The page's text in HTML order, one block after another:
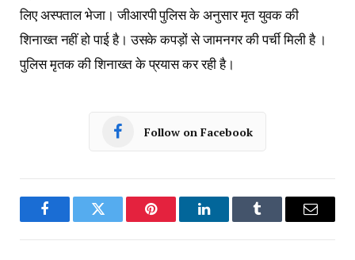
लिए अस्पताल भेजा। जीआरपी पुलिस के अनुसार मृत युवक की
शिनाख्त नहीं हो पाई है। उसके कपड़ों से जामनगर की पर्ची मिली है ।
पुलिस मृतक की शिनाख्त के प्रयास कर रही है।
Follow on Facebook
FacebookTwitter Pinterest LinkedInTumblr Email